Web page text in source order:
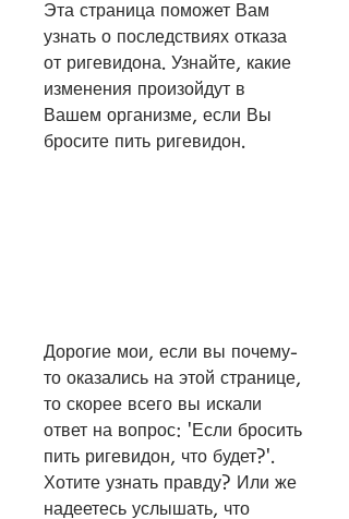
Эта страница поможет Вам
узнать о последствиях отказа
от ригевидона. Узнайте, какие
изменения произойдут в
Вашем организме, если Вы
бросите пить ригевидон.
Дорогие мои, если вы почему-
то оказались на этой странице,
то скорее всего вы искали
ответ на вопрос: 'Если бросить
пить ригевидон, что будет?'.
Хотите узнать правду? Или же
надеетесь услышать, что